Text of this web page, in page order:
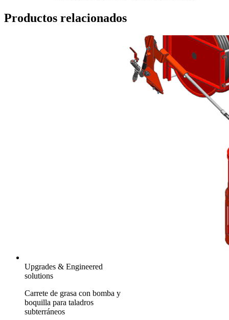
Productos relacionados
Upgrades & Engineered
solutions
Carrete de grasa con bomba y
boquilla para taladros
subterráneos